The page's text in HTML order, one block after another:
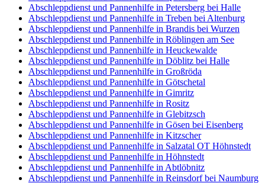
Abschleppdienst und Pannenhilfe in Petersberg bei Halle
Abschleppdienst und Pannenhilfe in Treben bei Altenburg
Abschleppdienst und Pannenhilfe in Brandis bei Wurzen
Abschleppdienst und Pannenhilfe in Röblingen am See
Abschleppdienst und Pannenhilfe in Heuckewalde
Abschleppdienst und Pannenhilfe in Döblitz bei Halle
Abschleppdienst und Pannenhilfe in Großröda
Abschleppdienst und Pannenhilfe in Götschetal
Abschleppdienst und Pannenhilfe in Gimritz
Abschleppdienst und Pannenhilfe in Rositz
Abschleppdienst und Pannenhilfe in Glebitzsch
Abschleppdienst und Pannenhilfe in Gösen bei Eisenberg
Abschleppdienst und Pannenhilfe in Kitzscher
Abschleppdienst und Pannenhilfe in Salzatal OT Höhnstedt
Abschleppdienst und Pannenhilfe in Höhnstedt
Abschleppdienst und Pannenhilfe in Abtlöbnitz
Abschleppdienst und Pannenhilfe in Reinsdorf bei Naumburg